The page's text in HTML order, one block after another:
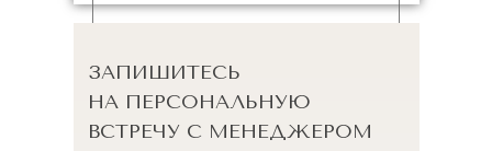
ЗАПИШИТЕСЬ
НА ПЕРСОНАЛЬНУЮ
ВСТРЕЧУ С МЕНЕДЖЕРОМ